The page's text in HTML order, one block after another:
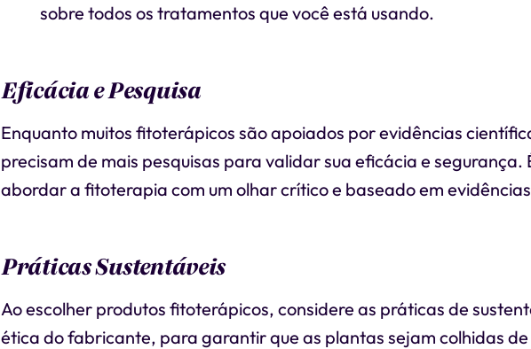
sobre todos os tratamentos que você está usando.
Eficácia e Pesquisa
Enquanto muitos fitoterápicos são apoiados por evidências
precisam de mais pesquisas para validar sua eficácia e segurança.
abordar a fitoterapia com um olhar crítico e baseado em
Práticas Sustentáveis
Ao escolher produtos fitoterápicos, considere as práticas de
ética do fabricante, para garantir que as plantas sejam colhidas